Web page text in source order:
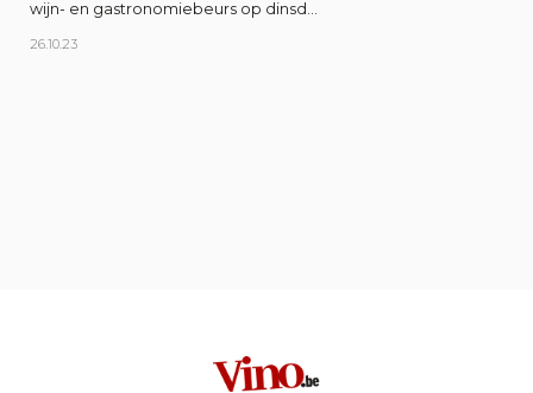
wijn- en gastronomiebeurs op dinsd...
26.10.23